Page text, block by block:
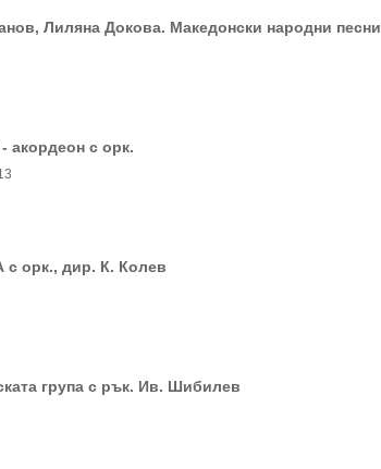
Лиляна Докова. Македонски народни песни
акордеон с орк.
с орк., дир. К. Колев
група с рък. Ив. Шибилев